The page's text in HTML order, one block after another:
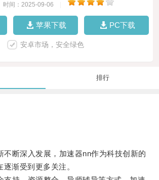
时间：2025-09-06
苹果下载 PC下载
安卓市场，安全绿色
排行
断深入发展，加速器nn作为科技创新的
渐受到更多关注。